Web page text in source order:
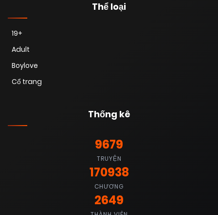
Thể loại
19+
Adult
Boylove
Cổ trang
Thống kê
9679
TRUYỆN
170938
CHƯƠNG
2649